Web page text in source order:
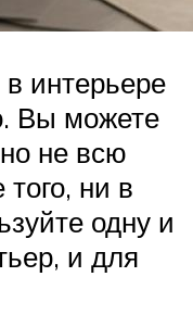
интерьере
Вы можете
не всю
ни в
одну и
и для